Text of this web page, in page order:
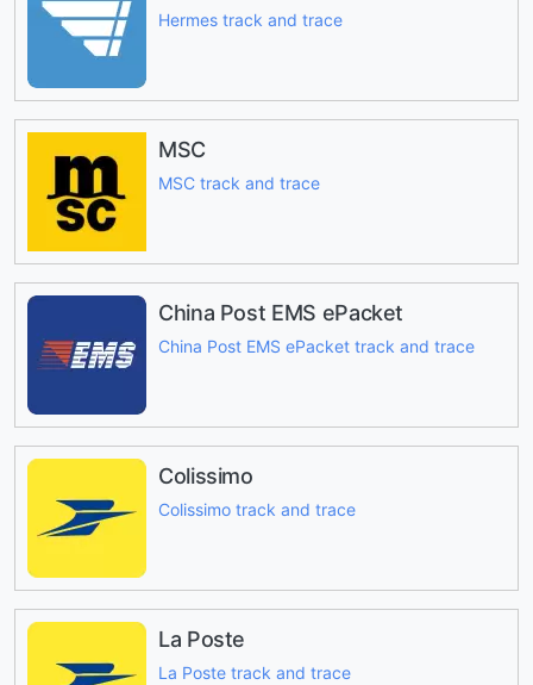
Hermes track and trace
MSC
MSC track and trace
China Post EMS ePacket
China Post EMS ePacket track and trace
Colissimo
Colissimo track and trace
La Poste
La Poste track and trace